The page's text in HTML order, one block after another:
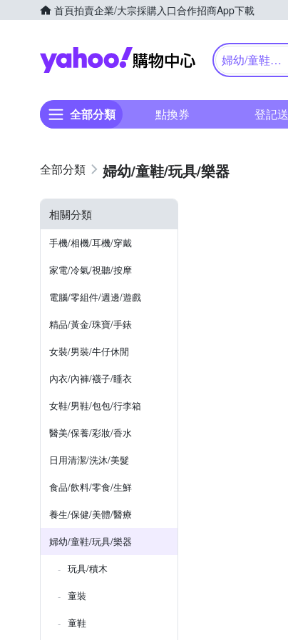
首頁拍賣企業/大宗採購入口合作招商App下載
Yahoo購物中心
婦幼/童鞋/
全部分類 點換券 登記送
婦幼/童鞋/玩具/樂器
相關分類
手機/相機/耳機/穿戴
家電/冷氣/視聽/按摩
電腦/零組件/週邊/遊戲
精品/黃金/珠寶/手錶
女裝/男裝/牛仔休閒
內衣/內褲/襪子/睡衣
女鞋/男鞋/包包/行李箱
醫美/保養/彩妝/香水
日用清潔/洗沐/美髮
食品/飲料/零食/生鮮
養生/保健/美體/醫療
婦幼/童鞋/玩具/樂器
玩具/積木
童裝
童鞋